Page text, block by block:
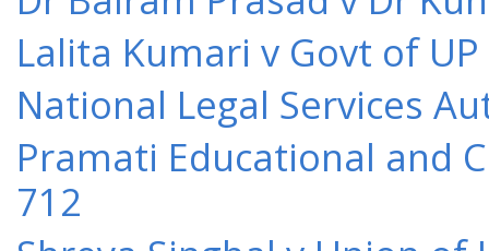
Lalita Kumari v Govt of
National Legal Services
Pramati Educational and
712